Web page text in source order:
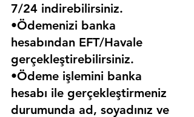
7/24 indirebilirsiniz.
•Ödemenizi banka
hesabından EFT/Havale
gerçekleştirebilirsiniz.
•Ödeme işlemini banka
hesabı ile gerçekleştirmeniz
durumunda ad, soyadınız ve